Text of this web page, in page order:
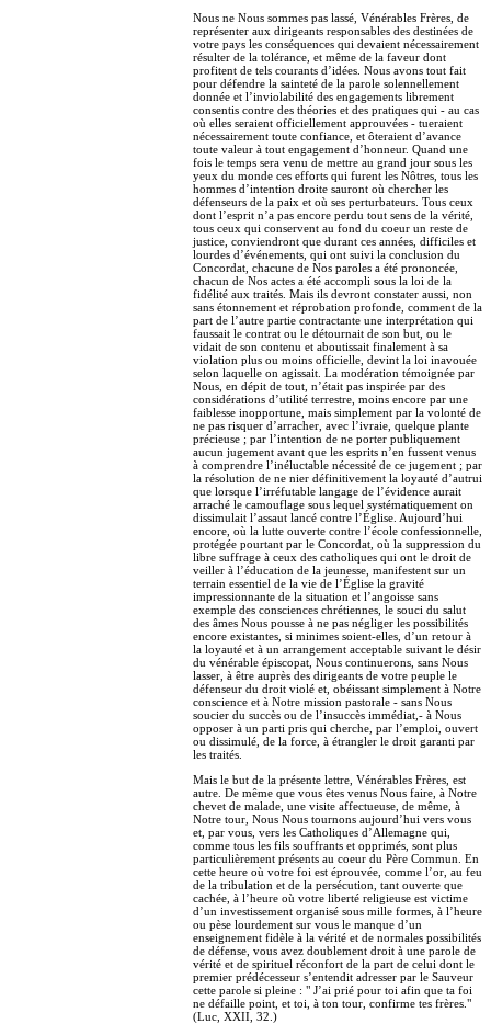
Nous ne Nous sommes pas lassé, Vénérables Frères, de
représenter aux dirigeants responsables des destinées de
votre pays les conséquences qui devaient nécessairement
résulter de la tolérance, et même de la faveur dont
profitent de tels courants d’idées. Nous avons tout fait
pour défendre la sainteté de la parole solennellement
donnée et l’inviolabilité des engagements librement
consentis contre des théories et des pratiques qui - au cas
où elles seraient officiellement approuvées - tueraient
nécessairement toute confiance, et ôteraient d’avance
toute valeur à tout engagement d’honneur. Quand une
fois le temps sera venu de mettre au grand jour sous les
yeux du monde ces efforts qui furent les Nôtres, tous les
hommes d’intention droite sauront où chercher les
défenseurs de la paix et où ses perturbateurs. Tous ceux
dont l’esprit n’a pas encore perdu tout sens de la vérité,
tous ceux qui conservent au fond du coeur un reste de
justice, conviendront que durant ces années, difficiles et
lourdes d’événements, qui ont suivi la conclusion du
Concordat, chacune de Nos paroles a été prononcée,
chacun de Nos actes a été accompli sous la loi de la
fidélité aux traités. Mais ils devront constater aussi, non
sans étonnement et réprobation profonde, comment de la
part de l’autre partie contractante une interprétation qui
faussait le contrat ou le détournait de son but, ou le
vidait de son contenu et aboutissait finalement à sa
violation plus ou moins officielle, devint la loi inavouée
selon laquelle on agissait. La modération témoignée par
Nous, en dépit de tout, n’était pas inspirée par des
considérations d’utilité terrestre, moins encore par une
faiblesse inopportune, mais simplement par la volonté de
ne pas risquer d’arracher, avec l’ivraie, quelque plante
précieuse ; par l’intention de ne porter publiquement
aucun jugement avant que les esprits n’en fussent venus
à comprendre l’inéluctable nécessité de ce jugement ; par
la résolution de ne nier définitivement la loyauté d’autrui
que lorsque l’irréfutable langage de l’évidence aurait
arraché le camouflage sous lequel systématiquement on
dissimulait l’assaut lancé contre l’Église. Aujourd’hui
encore, où la lutte ouverte contre l’école confessionnelle,
protégée pourtant par le Concordat, où la suppression du
libre suffrage à ceux des catholiques qui ont le droit de
veiller à l’éducation de la jeunesse, manifestent sur un
terrain essentiel de la vie de l’Église la gravité
impressionnante de la situation et l’angoisse sans
exemple des consciences chrétiennes, le souci du salut
des âmes Nous pousse à ne pas négliger les possibilités
encore existantes, si minimes soient-elles, d’un retour à
la loyauté et à un arrangement acceptable suivant le désir
du vénérable épiscopat, Nous continuerons, sans Nous
lasser, à être auprès des dirigeants de votre peuple le
défenseur du droit violé et, obéissant simplement à Notre
conscience et à Notre mission pastorale - sans Nous
soucier du succès ou de l’insuccès immédiat,- à Nous
opposer à un parti pris qui cherche, par l’emploi, ouvert
ou dissimulé, de la force, à étrangler le droit garanti par
les traités.
Mais le but de la présente lettre, Vénérables Frères, est
autre. De même que vous êtes venus Nous faire, à Notre
chevet de malade, une visite affectueuse, de même, à
Notre tour, Nous Nous tournons aujourd’hui vers vous
et, par vous, vers les Catholiques d’Allemagne qui,
comme tous les fils souffrants et opprimés, sont plus
particulièrement présents au coeur du Père Commun. En
cette heure où votre foi est éprouvée, comme l’or, au feu
de la tribulation et de la persécution, tant ouverte que
cachée, à l’heure où votre liberté religieuse est victime
d’un investissement organisé sous mille formes, à l’heure
ou pèse lourdement sur vous le manque d’un
enseignement fidèle à la vérité et de normales possibilités
de défense, vous avez doublement droit à une parole de
vérité et de spirituel réconfort de la part de celui dont le
premier prédécesseur s’entendit adresser par le Sauveur
cette parole si pleine : " J’ai prié pour toi afin que ta foi
ne défaille point, et toi, à ton tour, confirme tes frères."
(Luc, XXII, 32.)